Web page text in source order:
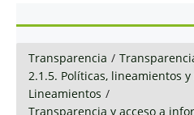
Transparencia /
2.1.5. Políticas, lineamientos
Lineamientos /
Transparencia y acceso a